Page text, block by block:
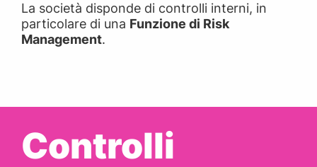
Controlli
La società disponde di controlli interni, in
particolare di una Funzione di Risk
Management.